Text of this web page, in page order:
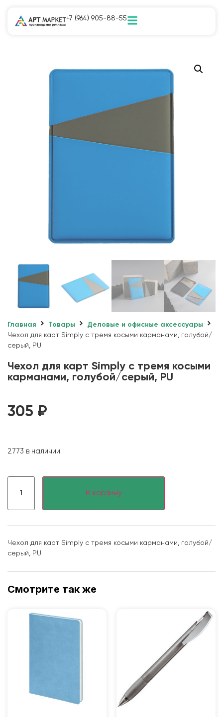
+7 (964) 905-88-55
Главная Товары
Деловые и офисные аксессуары
Чехол для карт Simply с тремя косыми карманами, голубой/
серый, PU
Чехол для карт Simply с тремя косыми
карманами, голубой/серый, PU
305 ₽
2773 в наличии
В корзину
Чехол для карт Simply с тремя косыми карманами, голубой/
серый, PU
Смотрите так же